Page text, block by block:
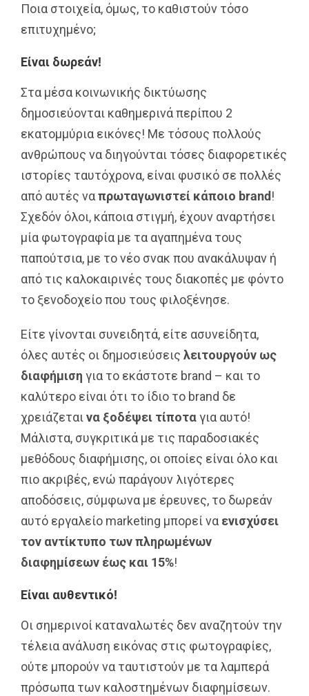
Ποια στοιχεία, όμως, το καθιστούν τόσο
επιτυχημένο;
Είναι δωρεάν!
Στα μέσα κοινωνικής δικτύωσης
δημοσιεύονται καθημερινά περίπου 2
εκατομμύρια εικόνες! Με τόσους πολλούς
ανθρώπους να διηγούνται τόσες διαφορετικές
ιστορίες ταυτόχρονα, είναι φυσικό σε πολλές
από αυτές ναπρωταγωνιστεί κάποιο brand!
Σχεδόν όλοι, κάποια στιγμή, έχουν αναρτήσει
μία φωτογραφία με τα αγαπημένα τους
παπούτσια, με το νέο σνακ που ανακάλυψαν ή
από τις καλοκαιρινές τους διακοπές με φόντο
το ξενοδοχείο που τους φιλοξένησε.
Είτε γίνονται συνειδητά, είτε ασυνείδητα,
όλες αυτές οι δημοσιεύσεις λειτουργούν ως
διαφήμιση για το εκάστοτε brand – και το
καλύτερο είναι ότι το ίδιο το brand δε
χρειάζεταινα ξοδέψει τίποταγια αυτό!
Μάλιστα, συγκριτικά με τις παραδοσιακές
μεθόδους διαφήμισης, οι οποίες είναι όλο και
πιο ακριβές, ενώ παράγουν λιγότερες
αποδόσεις, σύμφωνα με έρευνες, το δωρεάν
αυτό εργαλείο marketing μπορεί να ενισχύσει
τον αντίκτυπο των πληρωμένων
διαφημίσεων έως και 15%!
Είναι αυθεντικό!
Οι σημερινοί καταναλωτές δεν αναζητούν την
τέλεια ανάλυση εικόνας στις φωτογραφίες,
ούτε μπορούν να ταυτιστούν με τα λαμπερά
πρόσωπα των καλοστημένων διαφημίσεων.